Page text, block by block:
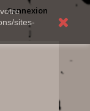
sites-
Connexion